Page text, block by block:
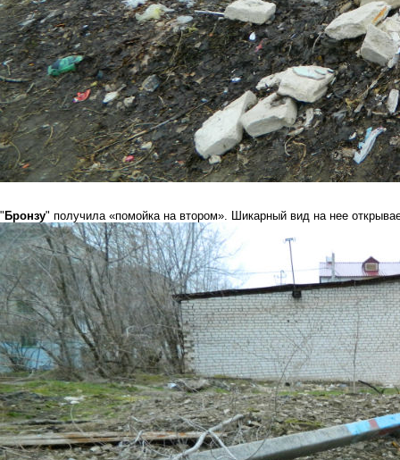
" Бронзу" получила «помойка на втором». Шикарный вид на нее